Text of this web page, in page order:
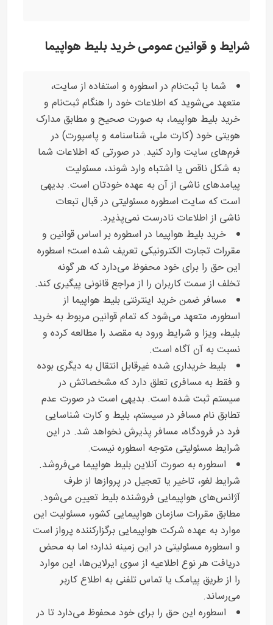
شرایط و قوانین عمومی خرید بلیط هواپیما
شما با ثبت‌نام در اسطوره و استفاده از سایت،
متعهد می‌شوید که اطلاعات خود را هنگام ثبت‌نام و
خرید بلیط هواپیما، به صورت صحیح و مطابق مدارک
هویتی خود (کارت ملی، شناسنامه و پاسپورت) در
فرم‌های سایت وارد کنید. در صورتی که اطلاعات شما
به شکل ناقص یا اشتباه وارد شوند، مسئولیت
پیامدهای ناشی از آن به عهده خودتان است. بدیهی
است که سایت اسطوره مسئولیتی در قبال تبعات
ناشی از اطلاعات نادرست نمی‌پذیرد.
خرید بلیط هواپیما در اسطوره بر اساس قوانین و
مقررات تجارت الکترونیکی تعریف شده است؛ اسطوره
این حق را برای خود محفوظ می‌دارد که هر گونه
تخلف از سمت کاربران را از مراجع قانونی پیگیری کند.
مسافر ضمن خرید اینترنتی بلیط هواپیما از
اسطوره، متعهد می‌شود که تمام قوانین مربوط به خرید
بلیط، ویزا و شرایط ورود به مقصد را مطالعه کرده و
نسبت به آن آگاه است.
بلیط خریداری شده غیرقابل انتقال به دیگری بوده
و فقط به مسافری تعلق دارد که مشخصاتش در
سیستم ثبت شده است. بدیهی است در صورت عدم
تطابق نام مسافر در سیستم، بلیط و کارت شناسایی
فرد در فرودگاه، مسافر پذیرش نخواهد شد. در این
شرایط مسئولیتی متوجه اسطوره نیست.
اسطوره به صورت آنلاین بلیط هواپیما می‌فروشد.
شرایط لغو، تاخیر یا تعجیل در پروازها از طرف
آژانس‌های هواپیمایی فروشنده بلیط تعیین می‌شود.
مطابق مقررات سازمان هواپیمایی کشور، مسئولیت این
موارد به عهده شرکت هواپیمایی برگزارکننده پرواز است
و اسطوره مسئولیتی در این زمینه ندارد؛ اما به محض
دریافت هر نوع اطلاعیه از سوی ایرلاین‌ها، این موارد
را از طریق پیامک یا تماس تلفنی به اطلاع کاربر
می‌رساند.
اسطوره این حق را برای خود محفوظ می‌دارد تا در